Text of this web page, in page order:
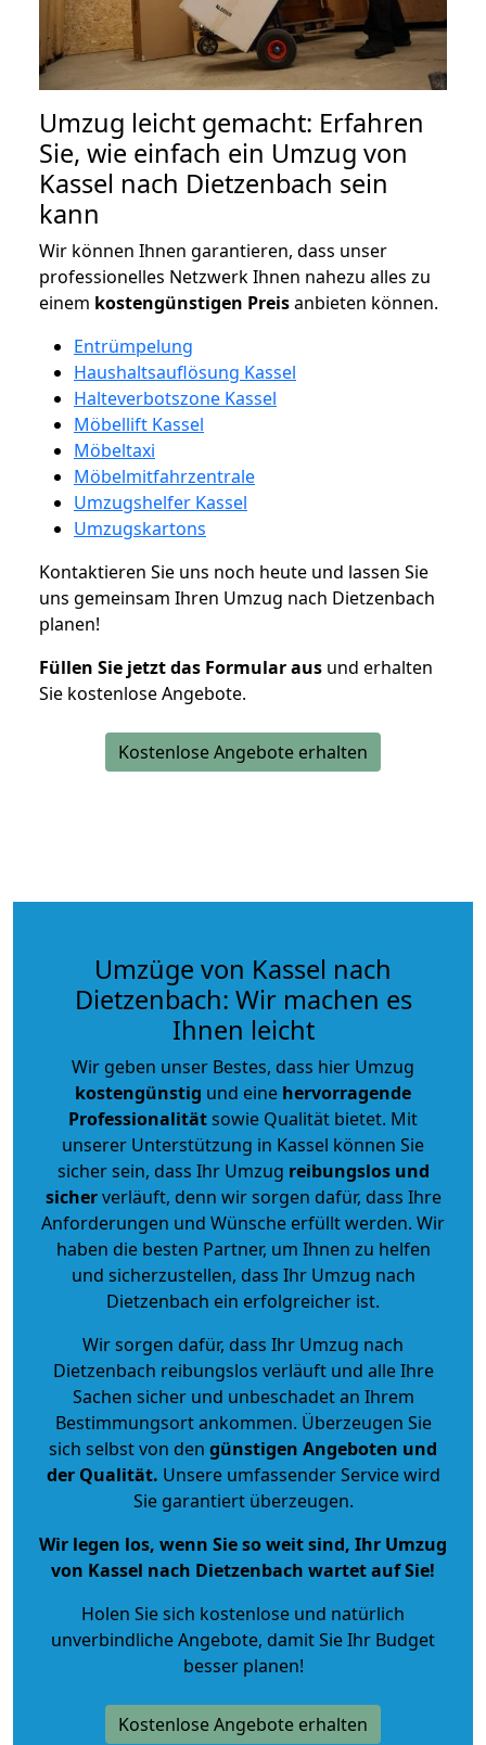
Umzug leicht gemacht: Erfahren
Sie, wie einfach ein Umzug von
Kassel nach Dietzenbach sein
kann
Wir können Ihnen garantieren, dass unser
professionelles Netzwerk Ihnen nahezu alles zu
einem kostengünstigen Preisanbieten können.
Entrümpelung
Haushaltsauflösung Kassel
Halteverbotszone Kassel
Möbellift Kassel
Möbeltaxi
Möbelmitfahrzentrale
Umzugshelfer Kassel
Umzugskartons
Kontaktieren Sie uns noch heute und lassen Sie
uns gemeinsam Ihren Umzug nach Dietzenbach
planen!
Füllen Sie jetzt das Formular aus und erhalten
Sie kostenlose Angebote.
Kostenlose Angebote erhalten
Umzüge von Kassel nach
Dietzenbach: Wir machen es
Ihnen leicht
Wir geben unser Bestes, dass hier Umzug
kostengünstig und eine hervorragende
Professionalitätsowie Qualität bietet. Mit
unserer Unterstützung in Kassel können Sie
sicher sein, dass Ihr Umzug reibungslos und
sicherverläuft, denn wir sorgen dafür, dass Ihre
Anforderungen und Wünsche erfüllt werden. Wir
haben die besten Partner, um Ihnen zu helfen
und sicherzustellen, dass Ihr Umzug nach
Dietzenbach ein erfolgreicher ist.
Wir sorgen dafür, dass Ihr Umzug nach
Dietzenbach reibungslos verläuft und alle Ihre
Sachen sicher und unbeschadet an Ihrem
Bestimmungsort ankommen. Überzeugen Sie
sich selbst von den günstigen Angeboten und
der Qualität. Unsere umfassender Service wird
Sie garantiert überzeugen.
Wir legen los, wenn Sie so weit sind, Ihr Umzug
von Kassel nach Dietzenbach wartet auf Sie!
Holen Sie sich kostenlose und natürlich
unverbindliche Angebote, damit Sie Ihr Budget
besser planen!
Kostenlose Angebote erhalten